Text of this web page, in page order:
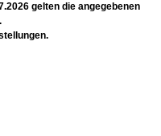
gelten die angegebenen